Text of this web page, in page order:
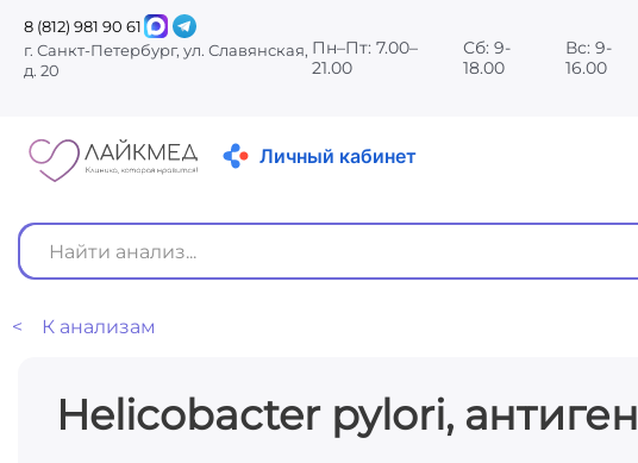
8 (812) 981 90 61
г. Санкт-Петербург, ул. Славянская,
д. 20
Пн–Пт: 7.00–
21.00
Сб: 9-
18.00
Вс: 9-
16.00
Личный кабинет
< К анализам
Helicobacter pylori, антиген